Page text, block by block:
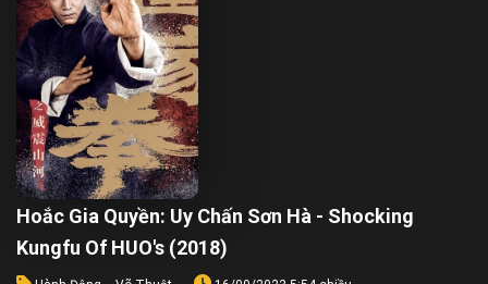
Hoắc Gia Quyền: Uy Chấn Sơn Hà - Shocking
Kungfu Of HUO's (2018)